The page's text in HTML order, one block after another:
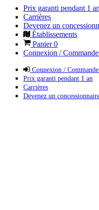
Prix garanti pendant 1 an
Carrières
Devenez un
Établissements
Panier0
Connexion /
Connexion /
Prix garanti pendant 1 an
Carrières
Devenez un